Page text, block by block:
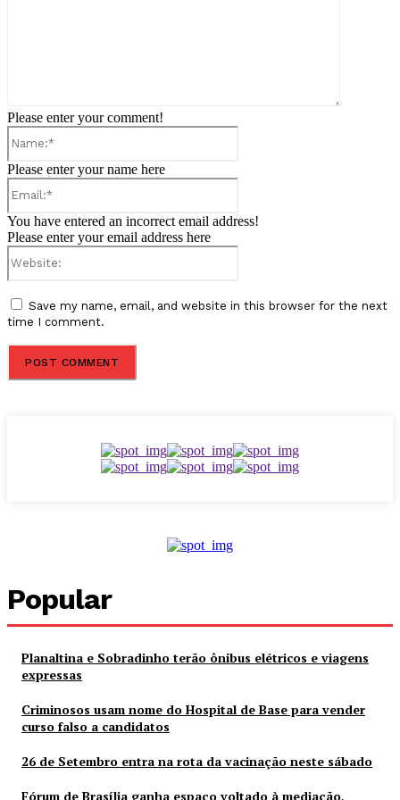
Please enter your comment!
Please enter your name here
You have entered an incorrect email address!
Please enter your email address here
Save my name, email, and website in this browser for the next
time I comment.
Popular
Planaltina e Sobradinho terão ônibus elétricos e viagens
expressas
Criminosos usam nome do Hospital de Base para vender
curso falso a candidatos
26 de Setembro entra na rota da vacinação neste sábado
Fórum de Brasília ganha espaço voltado à mediação,